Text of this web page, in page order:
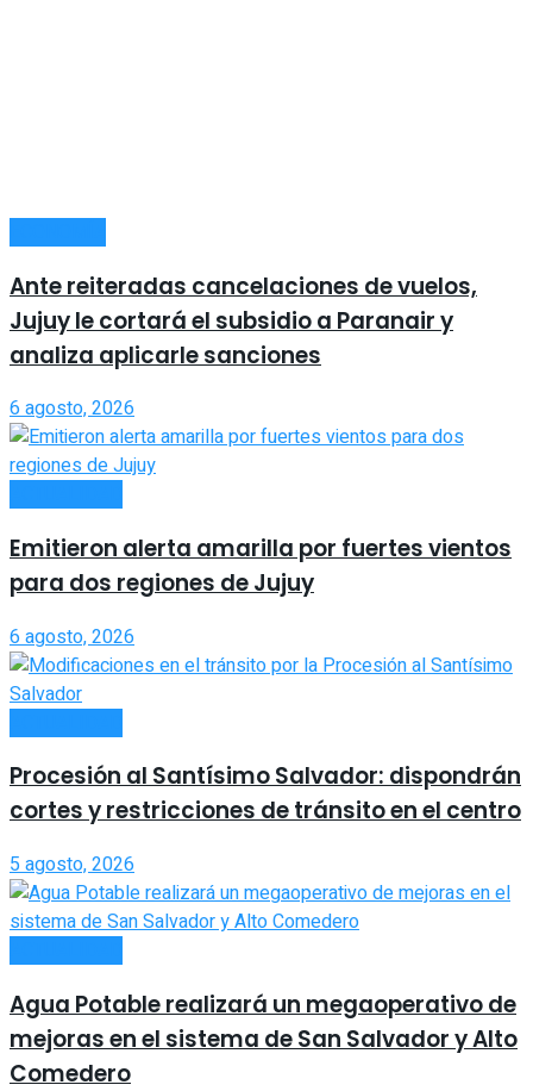
Ante reiteradas cancelaciones de vuelos,
Jujuy le cortará el subsidio a Paranair y
analiza aplicarle sanciones
6 agosto, 2026
Emitieron alerta amarilla por fuertes vientos
para dos regiones de Jujuy
6 agosto, 2026
Procesión al Santísimo Salvador: dispondrán
cortes y restricciones de tránsito en el centro
5 agosto, 2026
Agua Potable realizará un megaoperativo de
mejoras en el sistema de San Salvador y Alto
Comedero